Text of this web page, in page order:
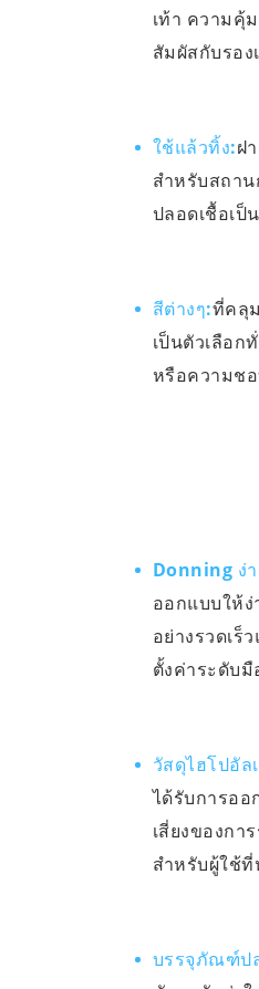
เท้า ความคุ้
สัมผัสกับรอง
ใช้แล้วทิ้ง:ฝ
สำหรับสถา
ปลอดเชื้อเป็
สีต่างๆ:ที่คลุ
เป็นตัวเลือก
หรือความชอ
Donning ง่
ออกแบบให้
อย่างรวดเ
ตั้งค่าระดับ
วัสดุไฮโปอัล
ได้รับการออ
เสี่ยงของกา
สำหรับผู้ใช้
บรรจุภัณฑ์ป